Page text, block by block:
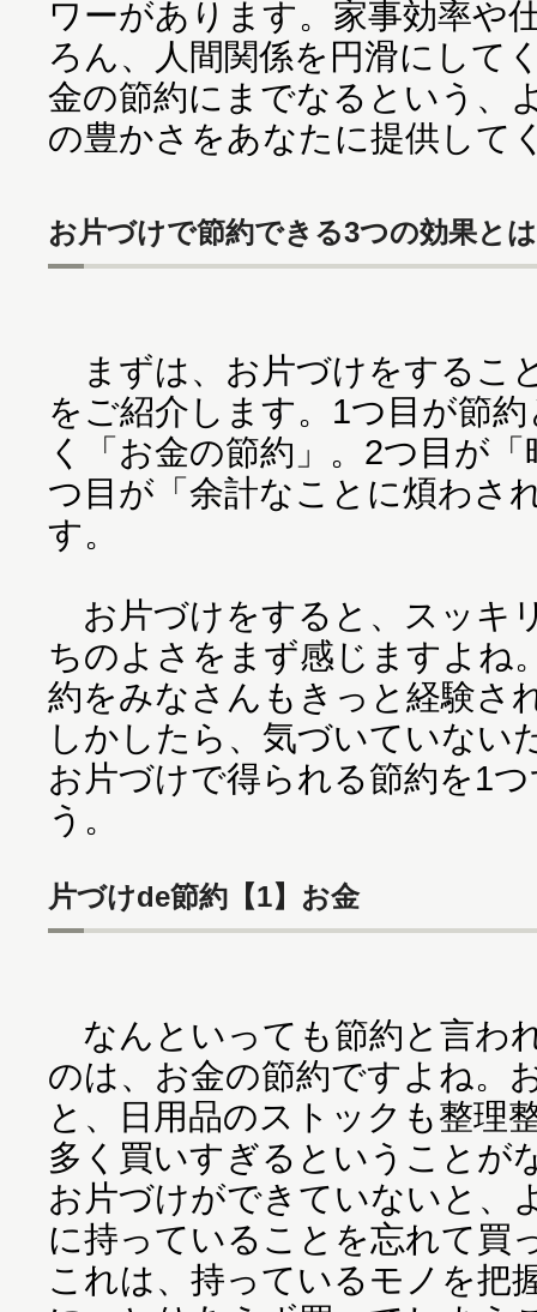
ワーがあります。家事効率や
ろん、人間関係を円滑にして
金の節約にまでなるという、
の豊かさをあなたに提供して
お片づけで節約できる3つの効果と
まずは、お片づけをするこ
をご紹介します。1つ目が節
く「お金の節約」。2つ目が
つ目が「余計なことに煩わさ
す。
お片づけをすると、スッキ
ちのよさをまず感じますよね
約をみなさんもきっと経験さ
しかしたら、気づいていない
お片づけで得られる節約を1
う。
片づけde節約【1】お金
なんといっても節約と言わ
のは、お金の節約ですよね。
と、日用品のストックも整理
多く買いすぎるということが
お片づけができていないと、
に持っていることを忘れて買
これは、持っているモノを把